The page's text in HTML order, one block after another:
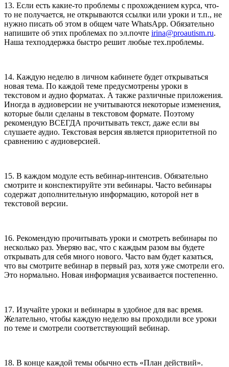
13. Если есть какие-то проблемы с прохождением курса, что-
то не получается, не открываются ссылки или уроки и т.п., не
нужно писать об этом в общем чате WhatsApp. Обязательно
напишите об этих проблемах по эл.почте irina@proautism.ru.
Наша техподдержка быстро решит любые тех.проблемы.
14. Каждую неделю в личном кабинете будет открываться
новая тема. По каждой теме предусмотрены уроки в
текстовом и аудио форматах. А также различные приложения.
Иногда в аудиоверсии не учитываются некоторые изменения,
которые были сделаны в текстовом формате. Поэтому
рекомендую ВСЕГДА прочитывать текст, даже если вы
слушаете аудио. Текстовая версия является приоритетной по
сравнению с аудиоверсией.
15. В каждом модуле есть вебинар-интенсив. Обязательно
смотрите и конспектируйте эти вебинары. Часто вебинары
содержат дополнительную информацию, которой нет в
текстовой версии.
16. Рекомендую прочитывать уроки и смотреть вебинары по
несколько раз. Уверяю вас, что с каждым разом вы будете
открывать для себя много нового. Часто вам будет казаться,
что вы смотрите вебинар в первый раз, хотя уже смотрели его.
Это нормально. Новая информация усваивается постепенно.
17. Изучайте уроки и вебинары в удобное для вас время.
Желательно, чтобы каждую неделю вы проходили все уроки
по теме и смотрели соответствующий вебинар.
18. В конце каждой темы обычно есть «План действий».